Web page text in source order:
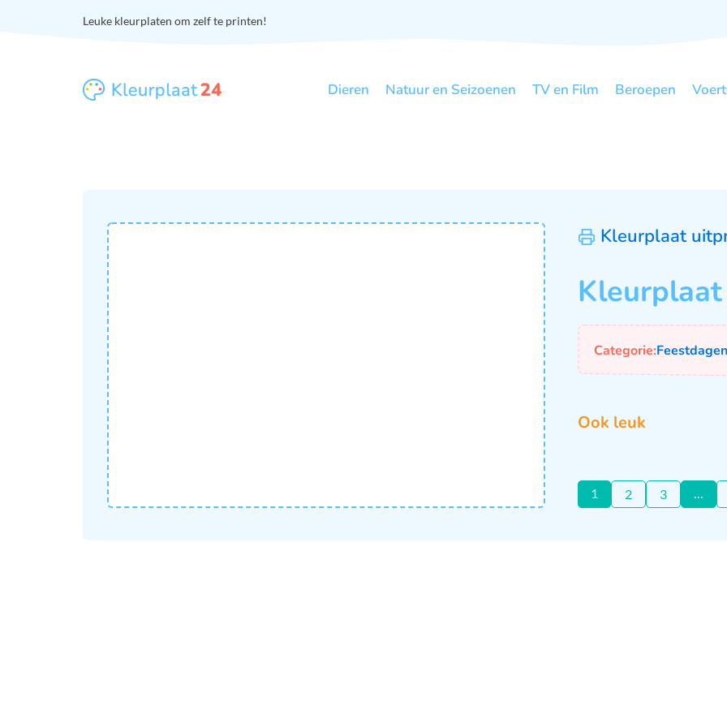
Leuke kleurplaten om zelf te printen!
Dieren Natuur en Seizoenen TV en Film Beroepen
Kleurplaat
Categorie:Feestdagen
Ook leuk
1 2 3 …